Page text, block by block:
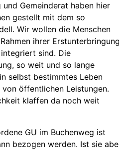
Gemeinderat haben hier
gestellt mit dem so
Wir wollen die Menschen
ihrer
sind. Die
so weit und so lange
selbst bestimmtes Leben
von öffentlichen Leistungen.
klaffen da noch weit
GU im Buchenweg ist
bezogen werden. Ist sie